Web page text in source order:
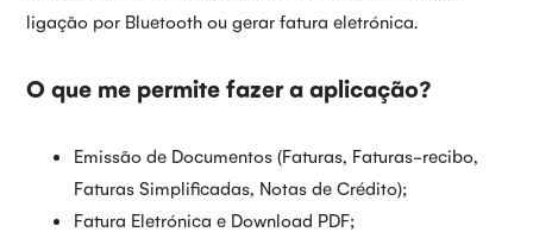
ligação por Bluetooth ou gerar fatura eletrónica.
O que me permite fazer a aplicação?
Emissão de Documentos (Faturas, Faturas-recibo,
Faturas Simplificadas, Notas de Crédito);
Fatura Eletrónica e Download PDF;